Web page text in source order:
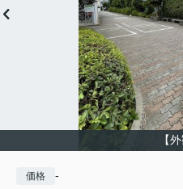
【
価格 -